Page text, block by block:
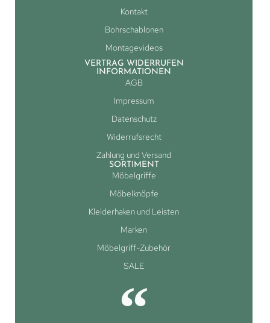
Kontakt
Bohrschablonen
Montagevideos
VERTRAG WIDERRUFEN
INFORMATIONEN
AGB
Impressum
Datenschutz
Widerrufsrecht
Zahlung und Versand
SORTIMENT
Möbelgriffe
Möbelknöpfe
Kleiderhaken und Leisten
Marken
Möbelgriff-Zubehör
SALE